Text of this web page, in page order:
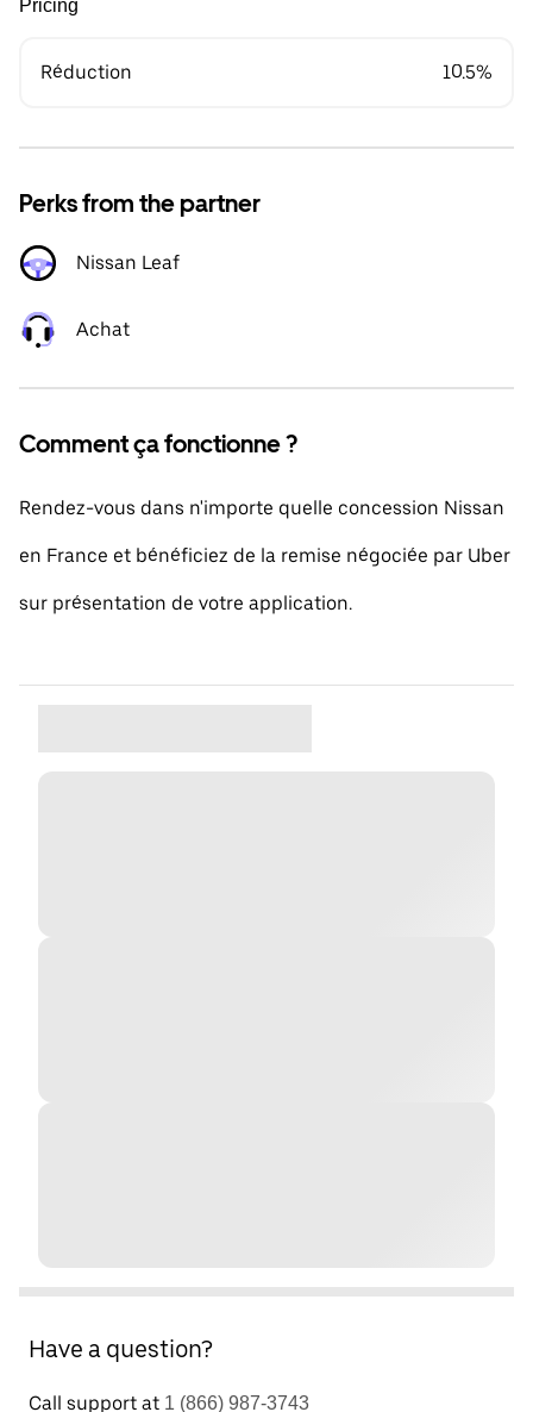
Pricing
Réduction 10.5%
Perks from the partner
Nissan Leaf
Achat
Comment ça fonctionne ?
Rendez-vous dans n'importe quelle concession Nissan
en France et bénéficiez de la remise négociée par Uber
sur présentation de votre application.
Have a question?
Call support at 1 (866) 987-3743